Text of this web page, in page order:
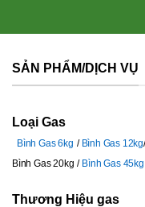
SẢN PHẨM/DỊCH VỤ
Loại Gas
Bình Gas 6kg
Bình Gas 12kg
Bình Gas 20kg
Bình Gas 45kg
Thương Hiệu gas